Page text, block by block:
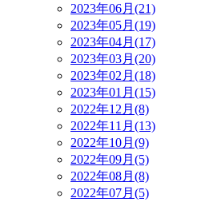
2023年06月(21)
2023年05月(19)
2023年04月(17)
2023年03月(20)
2023年02月(18)
2023年01月(15)
2022年12月(8)
2022年11月(13)
2022年10月(9)
2022年09月(5)
2022年08月(8)
2022年07月(5)